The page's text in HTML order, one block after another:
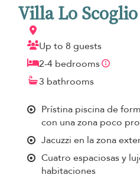
Villa Lo Scoglio
Up to 8 guests
2-4 bedrooms
3 bathrooms
Prístina piscina de
con una zona poco
Jacuzzi en la zona
Cuatro espaciosas y
habitaciones